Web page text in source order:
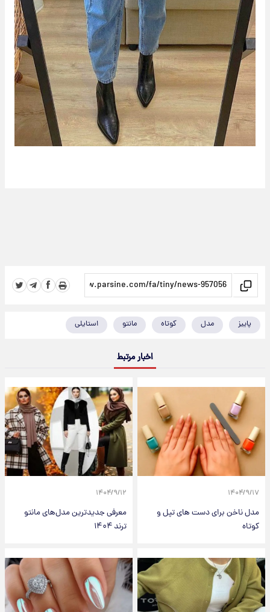
پاییز مدل کوتاه مانتو استایلی
اخبار مرتبط
۱۴۰۴/۹/۱۷
مدل ناخن برای دست های تپل و
کوتاه
۱۴۰۴/۹/۱۲
معرفی جدیدترین مدل‌های مانتو
ترند ۱۴۰۴